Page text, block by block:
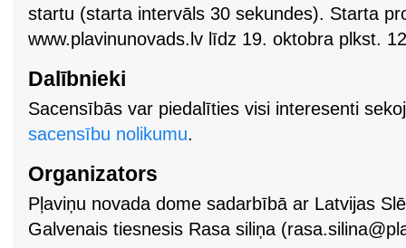
startu (starta intervāls 30 sekundes). Starta
www.plavinunovads.lv līdz 19. oktobra plkst.
Dalībnieki
Sacensībās var piedalīties visi interesenti
sacensību nolikumu.
Organizators
Pļaviņu novada dome sadarbībā ar Latvijas
Galvenais tiesnesis Rasa siliņa (